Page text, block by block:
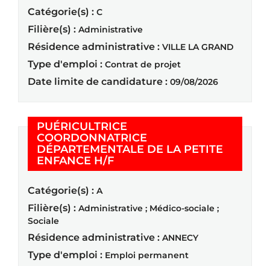
Catégorie(s) : C
Filière(s) : Administrative
Résidence administrative : VILLE LA GRAND
Type d'emploi : Contrat de projet
Date limite de candidature : 09/08/2026
PUÉRICULTRICE
COORDONNATRICE
DÉPARTEMENTALE DE LA PETITE
ENFANCE H/F(Nouvelle fenêtre)
Catégorie(s) : A
Filière(s) : Administrative ; Médico-sociale ;
Sociale
Résidence administrative : ANNECY
Type d'emploi : Emploi permanent